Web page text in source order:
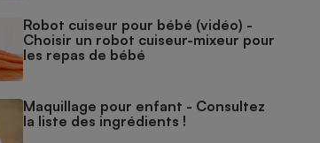
Robot cuiseur pour bébé (vidéo) -
Choisir un robot cuiseur-mixeur pour
les repas de bébé
Maquillage pour enfant - Consultez
la liste des ingrédients !